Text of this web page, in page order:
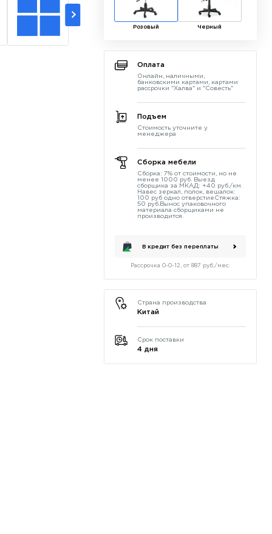
Розовый Черный
Оплата
Онлайн, наличными,
банковскими картами, картами
рассрочки "Халва" и "Совесть"
Подъем
Стоимость уточните у
менеджера
Сборка мебели
Сборка: 7% от стоимости, но не
менее 1000 руб. Выезд
сборщика за МКАД: +40 руб./км.
Навес зеркал, полок, вешалок:
100 руб одно отверстиеСтяжка:
50 руб.Вынос упаковочного
материала сборщиками не
производится.
В кредит без переплаты
Рассрочка 0-0-12, от 887 руб./мес.
Страна производства
Китай
Срок поставки
4 дня